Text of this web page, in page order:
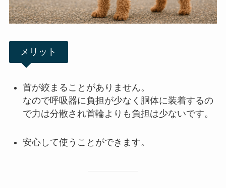
メリット
首が絞まることがありません。
なので呼吸器に負担が少なく胴体に装着するの
で力は分散され首輪よりも負担は少ないです。
安心して使うことができます。